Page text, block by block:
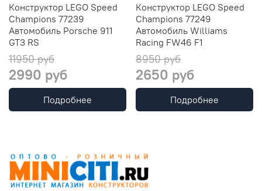
Конструктор LEGO Speed
Champions 77239
Автомобиль Porsche 911
GT3 RS
11950 руб
2990 руб
Подробнее
Конструктор LEGO Speed
Champions 77249
Автомобиль Williams
Racing FW46 F1
8950 руб
2650 руб
Подробнее